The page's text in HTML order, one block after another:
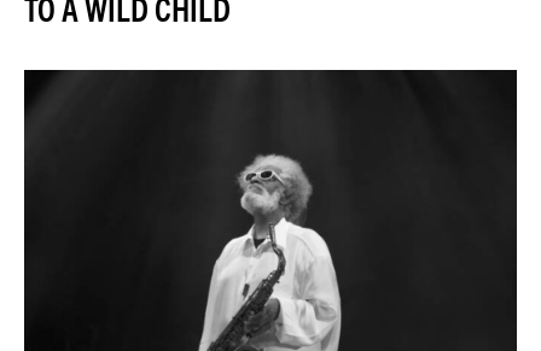
JAZZENDA